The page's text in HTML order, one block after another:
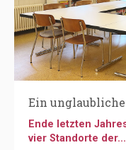
24.11.2025